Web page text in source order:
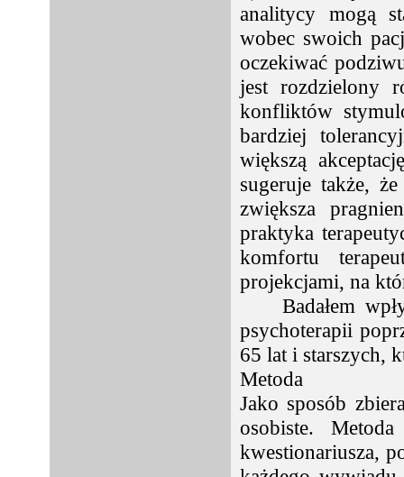
analitycy mogą
wobec swoich
oczekiwać
jest rozdzielony
konfliktów
bardziej
większą
sugeruje także,
zwiększa
praktyka
komfortu
projekcjami, na
Badałem
psychoterapii
65 lat i starszych,
Metoda
Jako sposób
osobiste.
kwestionariusza,